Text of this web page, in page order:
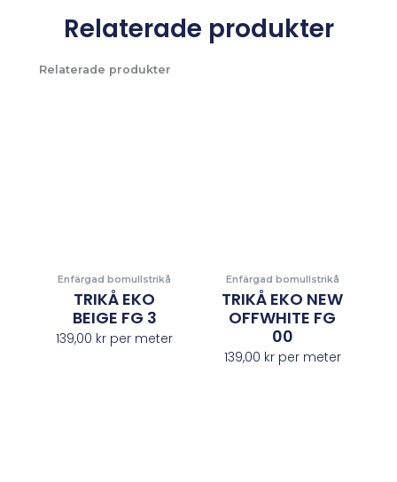
Relaterade produkter
Relaterade produkter
Enfärgad bomullstrikå
TRIKÅ EKO
BEIGE FG 3
139,00 kr per meter
Enfärgad bomullstrikå
TRIKÅ EKO NEW
OFFWHITE FG
00
139,00 krper meter